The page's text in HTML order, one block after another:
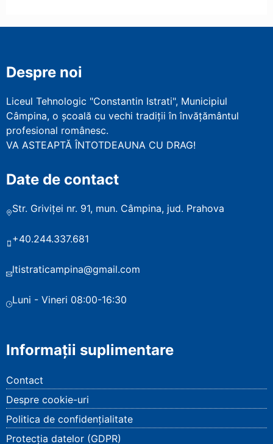
Despre noi
Liceul Tehnologic "Constantin Istrati", Municipiul
Câmpina, o școală cu vechi tradiții în învățământul
profesional românesc.
VA ASTEAPTĂ ÎNTOTDEAUNA CU DRAG!
Date de contact
Str. Griviței nr. 91, mun. Câmpina, jud. Prahova
+40.244.337.681
ltistraticampina@gmail.com
Luni - Vineri 08:00-16:30
Informații suplimentare
Contact
Despre cookie-uri
Politica de confidențialitate
Protecția datelor (GDPR)